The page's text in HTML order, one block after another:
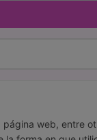
web, entre